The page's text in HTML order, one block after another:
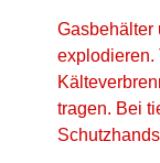
Gasbehälter
explodieren.
tragen. Bei